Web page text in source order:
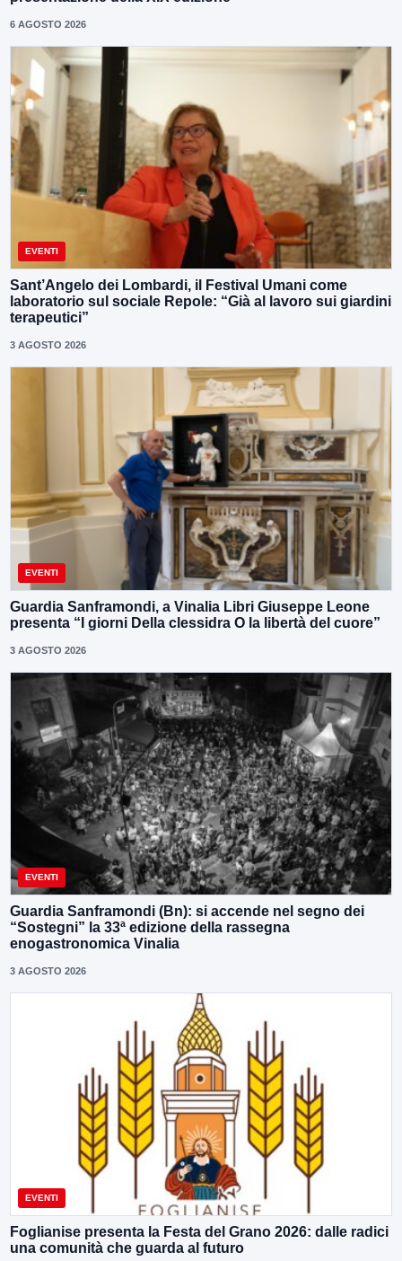
6 AGOSTO 2026
EVENTI
Sant’Angelo dei Lombardi, il Festival Umani come
laboratorio sul sociale Repole: “Già al lavoro sui giardini
terapeutici”
3 AGOSTO 2026
EVENTI
Guardia Sanframondi, a Vinalia Libri Giuseppe Leone
presenta “I giorni Della clessidra O la libertà del cuore”
3 AGOSTO 2026
EVENTI
Guardia Sanframondi (Bn): si accende nel segno dei
“Sostegni” la 33ª edizione della rassegna
enogastronomica Vinalia
3 AGOSTO 2026
EVENTI
Foglianise presenta la Festa del Grano 2026: dalle radici
una comunità che guarda al futuro